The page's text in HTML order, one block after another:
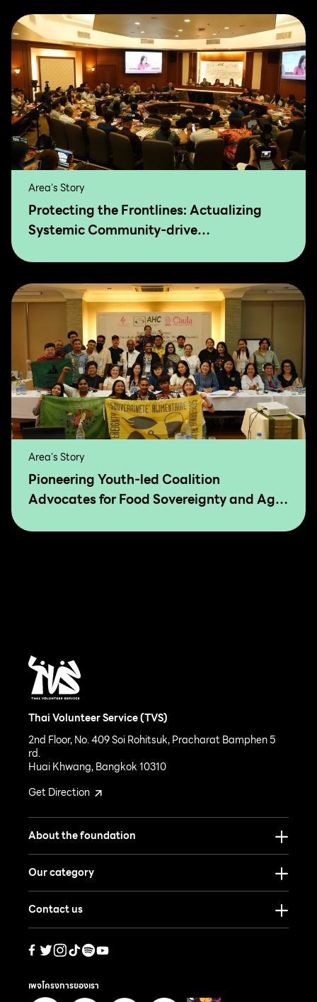
Area's Story
Protecting the Frontlines: Actualizing
Systemic Community-drive
Area's Story
Pioneering Youth-led Coalition
Advocates for Food Sovereignty and Agro
Thai Volunteer Service (TVS)
2nd Floor, No. 409 Soi Rohitsuk, Pracharat Bamphen 5
rd.
Huai Khwang, Bangkok 10310
Get Direction
About the foundation
Our category
Contact us
เพจโครงการของเรา